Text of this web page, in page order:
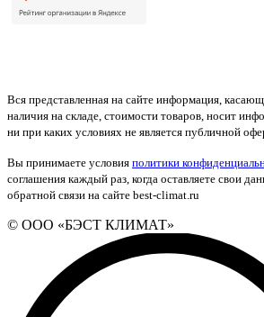
Вся представленная на сайте информация,
наличия на складе, стоимости товаров, носит
ни при каких условиях не является публичной
Вы принимаете условия политики
соглашения каждый раз, когда оставляете свои
обратной связи на сайте best-climat.ru
© ООО «БЭСТ КЛИМАТ»